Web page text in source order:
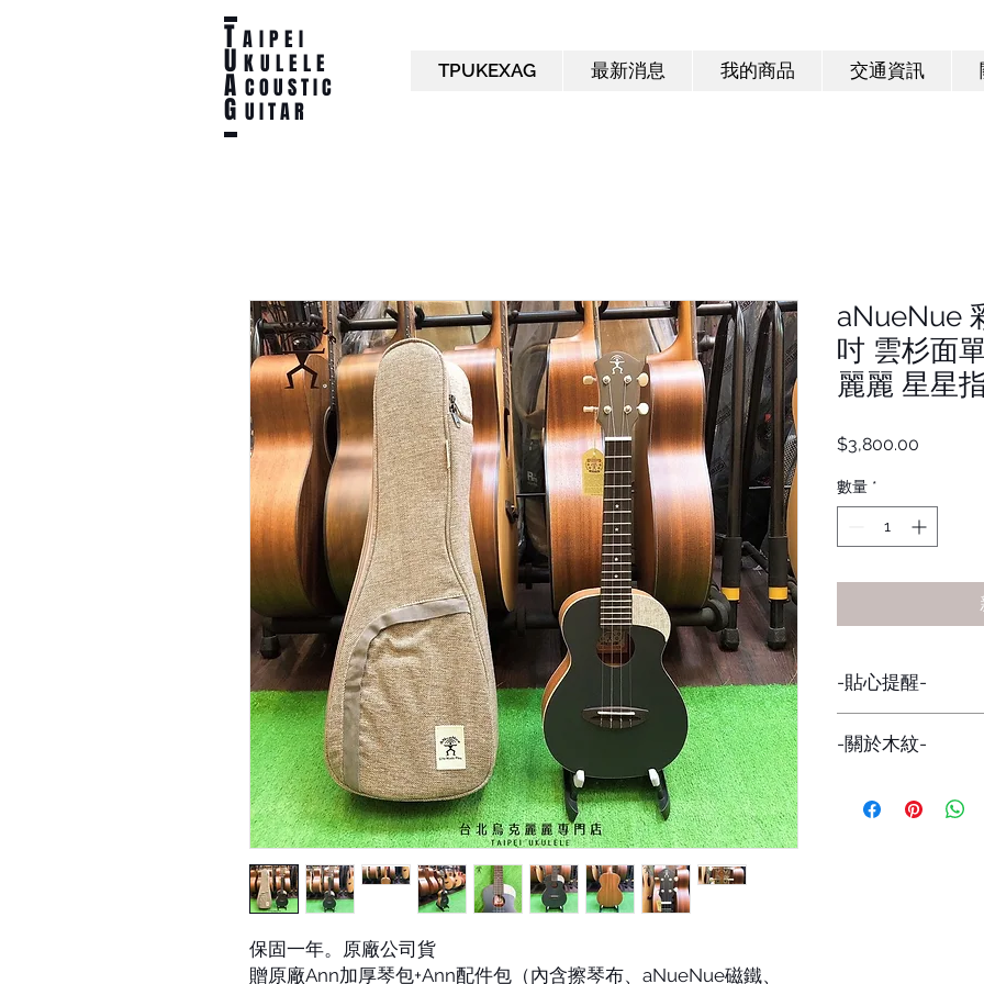
TAIPEI
UKULELE
A C O U S T I C
G U I T A R
TPUKEXAG 最新消息 我的商品 交通資訊
保固一年。原廠公司貨
贈原廠Ann加厚琴包+Ann配件包（內含擦琴布、aNueNue磁鐵、
aNueNue
吋 雲杉面
麗麗 星星
$3,800.00
數量 *
-貼心提醒-
下標前請詢問貨量，
-關於木紋-
在意者，可私訊看現